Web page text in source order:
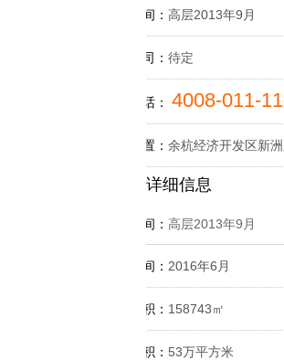
开盘时间： 高层2013年9月
物业公司： 待定
咨询电话： 4008-011-
楼盘位置： 余杭经济开发区新
详细信息
开盘时间： 高层2013年9月
交付时间： 2016年6月
占地面积： 158743㎡
建筑面积： 53万平方米